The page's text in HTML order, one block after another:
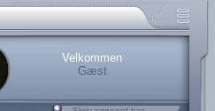
brugere
artikler og 135 guides
her.
Velkommen
Gæst